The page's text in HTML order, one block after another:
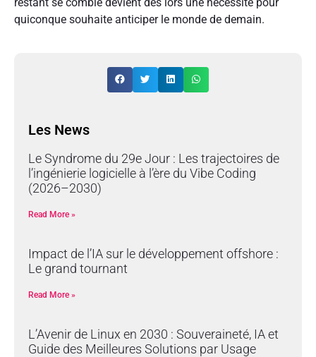
restant se comble devient dès lors une nécessité pour
quiconque souhaite anticiper le monde de demain.
Les News
Le Syndrome du 29e Jour : Les trajectoires de
l’ingénierie logicielle à l’ère du Vibe Coding
(2026–2030)
Read More »
Impact de l’IA sur le développement offshore :
Le grand tournant
Read More »
L’Avenir de Linux en 2030 : Souveraineté, IA et
Guide des Meilleures Solutions par Usage